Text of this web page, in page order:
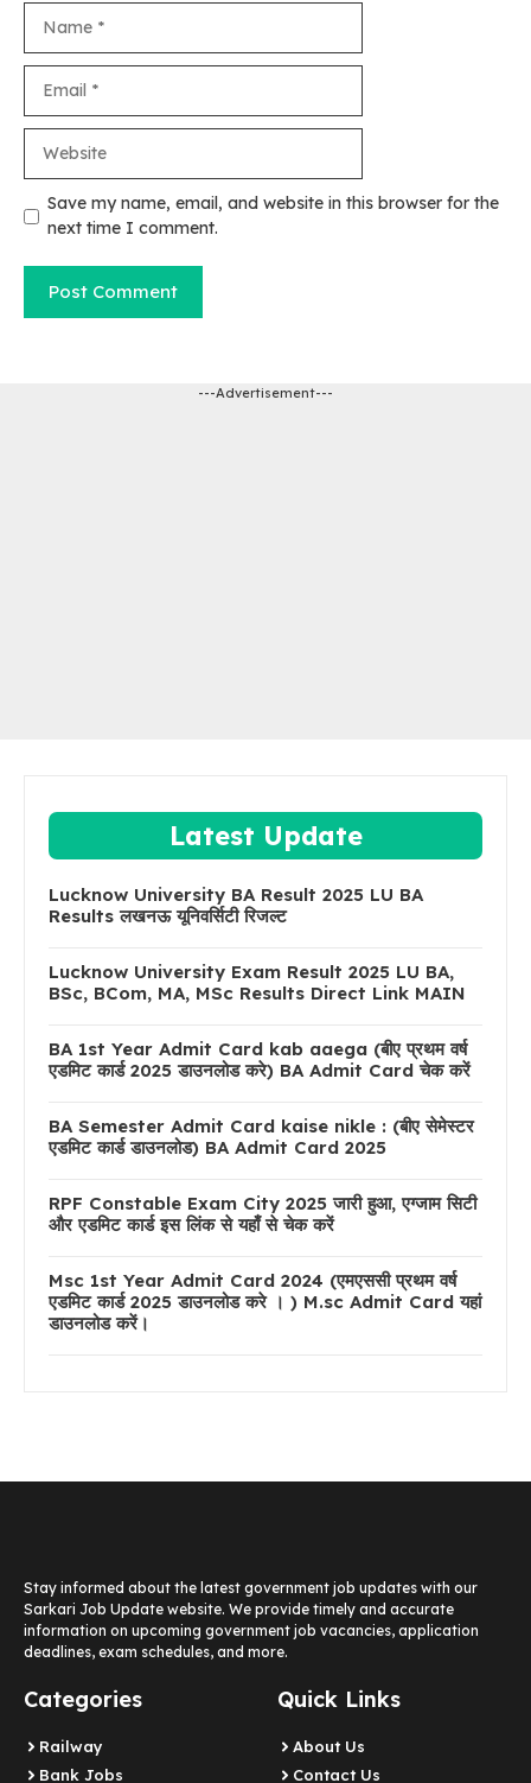
Save my name, email, and website in this browser for the
next time I comment.
---Advertisement---
Latest Update
Lucknow University BA Result 2025 LU BA
Results लखनऊ यूनिवर्सिटी रिजल्ट
Lucknow University Exam Result 2025 LU BA,
BSc, BCom, MA, MSc Results Direct Link MAIN
BA 1st Year Admit Card kab aaega (बीए प्रथम वर्ष
एडमिट कार्ड 2025 डाउनलोड करे) BA Admit Card चेक करें
BA Semester Admit Card kaise nikle : (बीए सेमेस्टर
एडमिट कार्ड डाउनलोड) BA Admit Card 2025
RPF Constable Exam City 2025 जारी हुआ, एग्जाम सिटी
और एडमिट कार्ड इस लिंक से यहाँ से चेक करें
Msc 1st Year Admit Card 2024 (एमएससी प्रथम वर्ष
एडमिट कार्ड 2025 डाउनलोड करे । ) M.sc Admit Card यहां
डाउनलोड करें।
Stay informed about the latest government job updates with our
Sarkari Job Update website. We provide timely and accurate
information on upcoming government job vacancies, application
deadlines, exam schedules, and more.
Categories
Railway
Bank Jobs
Quick Links
About Us
Contact Us